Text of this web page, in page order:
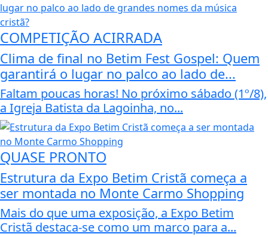
COMPETIÇÃO ACIRRADA
Clima de final no Betim Fest Gospel: Quem
garantirá o lugar no palco ao lado de...
Faltam poucas horas! No próximo sábado (1º/8),
a Igreja Batista da Lagoinha, no...
QUASE PRONTO
Estrutura da Expo Betim Cristã começa a
ser montada no Monte Carmo Shopping
Mais do que uma exposição, a Expo Betim
Cristã destaca-se como um marco para a...